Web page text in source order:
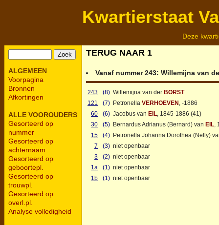
Kwartierstaat
Deze
ALGEMEEN
Voorpagina
Bronnen
Afkortingen
ALLE VOOROUDERS
Gesorteerd op
nummer
Gesorteerd op
achternaam
Gesorteerd op
geboortepl.
Gesorteerd op
trouwpl.
Gesorteerd op
overl.pl.
Analyse volledigheid
TERUG NAAR 1
Vanaf nummer 243: Willemijna van
243 (8) Willemijna van der BORST
121
(7) Petronella VERHOEVEN , -1886
60
(6) Jacobus van EIL, 1845-1886 (41)
30
(5) Bernardus Adrianus (Bernard) van EIL,
15
(4) Petronella Johanna Dorothea (Nelly)
7
(3) niet openbaar
3
(2) niet openbaar
1a
(1) niet openbaar
1b
(1) niet openbaar